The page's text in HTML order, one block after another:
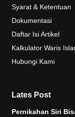
Syarat & Ketentuan
Dokumentasi
Daftar Isi Artikel
Kalkulator Waris
Hubungi Kami
Lates Post
Pernikahan Siri